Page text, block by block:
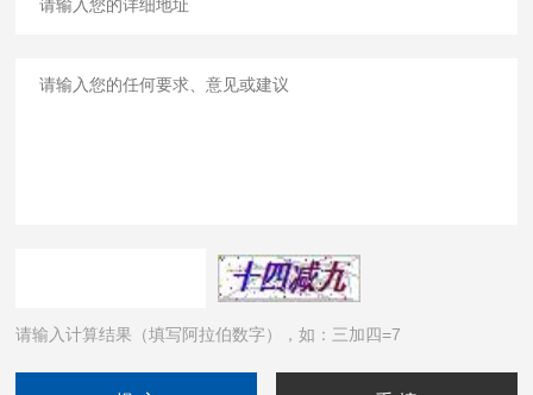
请输入计算结果（填写阿拉伯数字），如：三加四=7